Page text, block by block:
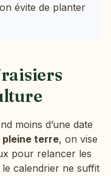
évite de planter
moins d’une date
pleine terre, on vise
pour relancer les
calendrier ne suffit